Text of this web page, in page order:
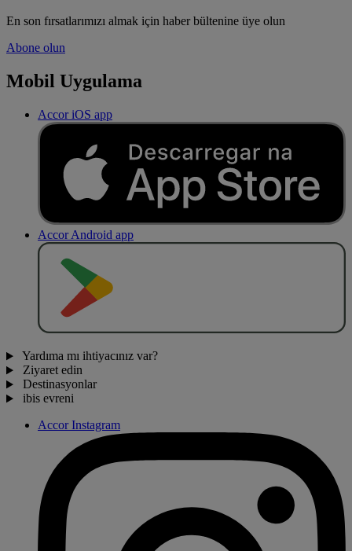
En son fırsatlarımızı almak için haber bültenine üye olun
Abone olun
Mobil Uygulama
Accor iOS app
Accor Android app
Yardıma mı ihtiyacınız var?
Ziyaret edin
Destinasyonlar
ibis evreni
Accor Instagram